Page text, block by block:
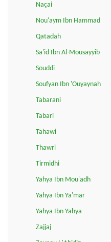
Naçai
Nou'aym Ibn Hammad
Qatadah
Sa'id Ibn Al-Mousayyib
Souddi
Soufyan Ibn 'Ouyaynah
Tabarani
Tabari
Tahawi
Thawri
Tirmidhi
Yahya Ibn Mou'adh
Yahya Ibn Ya'mar
Yahya Ibn Yahya
Zajjaj